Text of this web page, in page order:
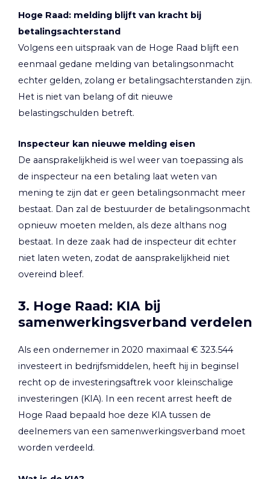
Hoge Raad: melding blijft van kracht bij
betalingsachterstand
Volgens een uitspraak van de Hoge Raad blijft een
eenmaal gedane melding van betalingsonmacht
echter gelden, zolang er betalingsachterstanden zijn.
Het is niet van belang of dit nieuwe
belastingschulden betreft.
Inspecteur kan nieuwe melding eisen
De aansprakelijkheid is wel weer van toepassing als
de inspecteur na een betaling laat weten van
mening te zijn dat er geen betalingsonmacht meer
bestaat. Dan zal de bestuurder de betalingsonmacht
opnieuw moeten melden, als deze althans nog
bestaat. In deze zaak had de inspecteur dit echter
niet laten weten, zodat de aansprakelijkheid niet
overeind bleef.
3. Hoge Raad: KIA bij
samenwerkingsverband verdelen
Als een ondernemer in 2020 maximaal € 323.544
investeert in bedrijfsmiddelen, heeft hij in beginsel
recht op de investeringsaftrek voor kleinschalige
investeringen (KIA). In een recent arrest heeft de
Hoge Raad bepaald hoe deze KIA tussen de
deelnemers van een samenwerkingsverband moet
worden verdeeld.